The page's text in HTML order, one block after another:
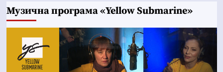
Музична програма «Yellow Submarine»